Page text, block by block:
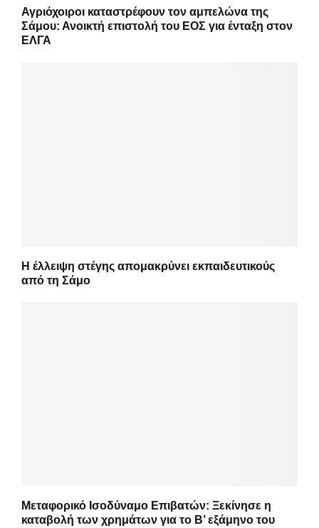
Αγριόχοιροι καταστρέφουν τον αμπελώνα της
Σάμου: Ανοικτή επιστολή του ΕΟΣ για ένταξη στον
ΕΛΓΑ
Η έλλειψη στέγης απομακρύνει εκπαιδευτικούς
από τη Σάμο
Μεταφορικό Ισοδύναμο Επιβατών: Ξεκίνησε η
καταβολή των χρημάτων για το Β’ εξάμηνο του